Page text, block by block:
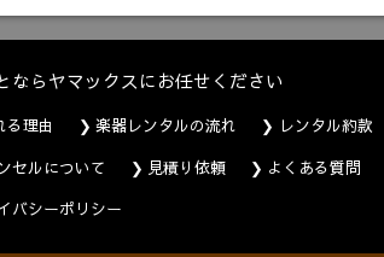
ならヤマックスにお任せください
る理由 楽器レンタルの流れ
レンタル約款
セルについて 見積り依頼
よくある質問
バシーポリシー